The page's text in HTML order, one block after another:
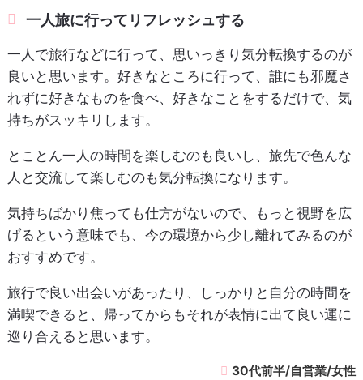
一人旅に行ってリフレッシュする
一人で旅行などに行って、思いっきり気分転換するのが
良いと思います。好きなところに行って、誰にも邪魔さ
れずに好きなものを食べ、好きなことをするだけで、気
持ちがスッキリします。
とことん一人の時間を楽しむのも良いし、旅先で色んな
人と交流して楽しむのも気分転換になります。
気持ちばかり焦っても仕方がないので、もっと視野を広
げるという意味でも、今の環境から少し離れてみるのが
おすすめです。
旅行で良い出会いがあったり、しっかりと自分の時間を
満喫できると、帰ってからもそれが表情に出て良い運に
巡り合えると思います。
30代前半/自営業/女性